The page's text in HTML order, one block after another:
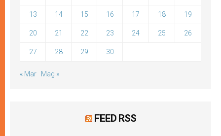
13 14 15 16 17 18 19
20 21 22 23 24 25 26
27 28 29 30
« Mar Mag »
FEED RSS